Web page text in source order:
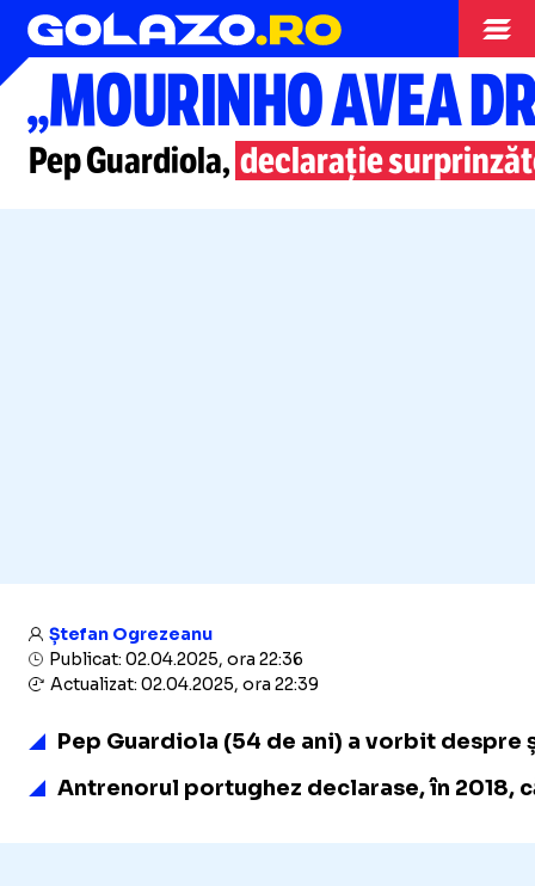
Campionate
„MOURINHO AVEA
Pep Guardiola, declarație
Ștefan Ogrezeanu
Publicat: 02.04.2025, ora 22:36
Actualizat: 02.04.2025, ora 22:39
Pep Guardiola (54 de ani) a vorbit despre
Antrenorul portughez declarase, în 2018,